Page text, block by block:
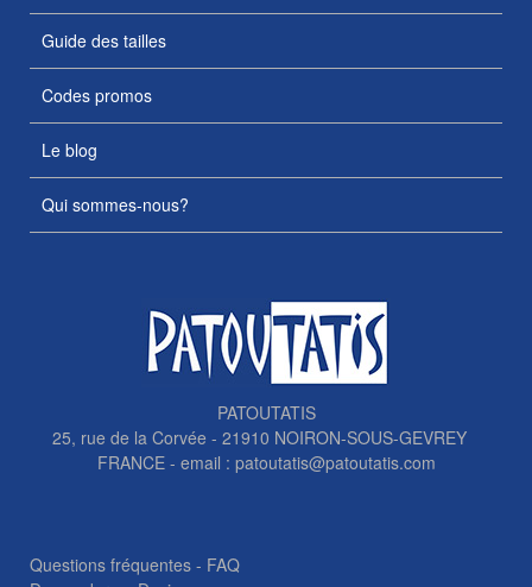
Guide des tailles
Codes promos
Le blog
Qui sommes-nous?
PATOUTATIS
25, rue de la Corvée - 21910 NOIRON-SOUS-GEVREY
FRANCE - email : patoutatis@patoutatis.com
Questions fréquentes - FAQ